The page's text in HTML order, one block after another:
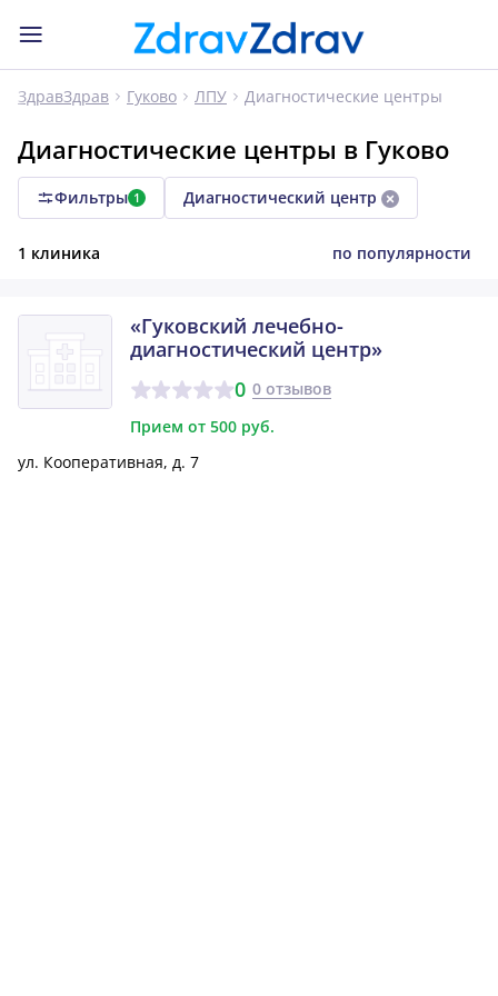
ЗдравЗдрав Гуково ЛПУ Диагностические центры
Диагностические центры в Гуково
Фильтры 1 Диагностический центр
1 клиника по популярности
«Гуковский лечебно-
диагностический центр»
0 0 отзывов
Прием от 500 руб.
ул. Кооперативная, д. 7